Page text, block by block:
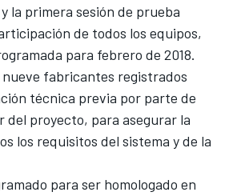
y la primera sesión de prueba
de todos los equipos,
para febrero de 2018.
nueve fabricantes registrados
técnica previa por parte de
del proyecto, para asegurar la
los requisitos del sistema y de la
para ser homologado en